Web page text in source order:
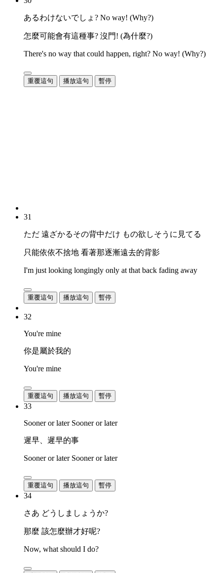
あるわけないでしょ? No way! (Why?)
怎麼可能會有這種事? 沒門! (為什麼?)
There's no way that could happen, right? No way! (Why?)
重覆這句 播放這句 暫停
31
ただ 遠ざかるその背中だけ もの欲しそうに見てる
只能依依不捨地 看著那逐漸遠去的背影
I'm just looking longingly only at that back fading away
重覆這句 播放這句 暫停
32
You're mine
你是屬於我的
You're mine
重覆這句 播放這句 暫停
33
Sooner or later Sooner or later
遲早、遲早的事
Sooner or later Sooner or later
重覆這句 播放這句 暫停
34
さあ どうしましょうか?
那麼 該怎麼辦才好呢?
Now, what should I do?